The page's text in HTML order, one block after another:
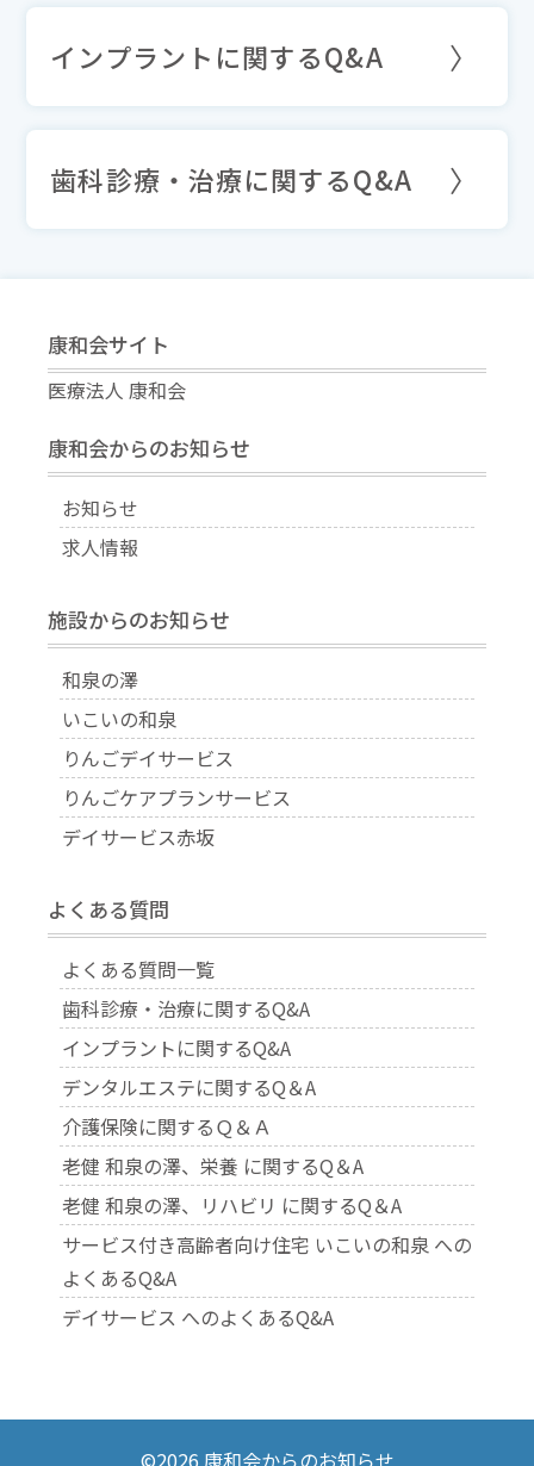
インプラントに関するQ&A
歯科診療・治療に関するQ&A
康和会サイト
医療法人 康和会
康和会からのお知らせ
お知らせ
求人情報
施設からのお知らせ
和泉の澤
いこいの和泉
りんごデイサービス
りんごケアプランサービス
デイサービス赤坂
よくある質問
よくある質問一覧
歯科診療・治療に関するQ&A
インプラントに関するQ&A
デンタルエステに関するQ＆A
介護保険に関するＱ＆Ａ
老健 和泉の澤、栄養 に関するQ＆A
老健 和泉の澤、リハビリ に関するQ＆A
サービス付き高齢者向け住宅 いこいの和泉 への
よくあるQ&A
デイサービス へのよくあるQ&A
©2026 康和会からのお知らせ